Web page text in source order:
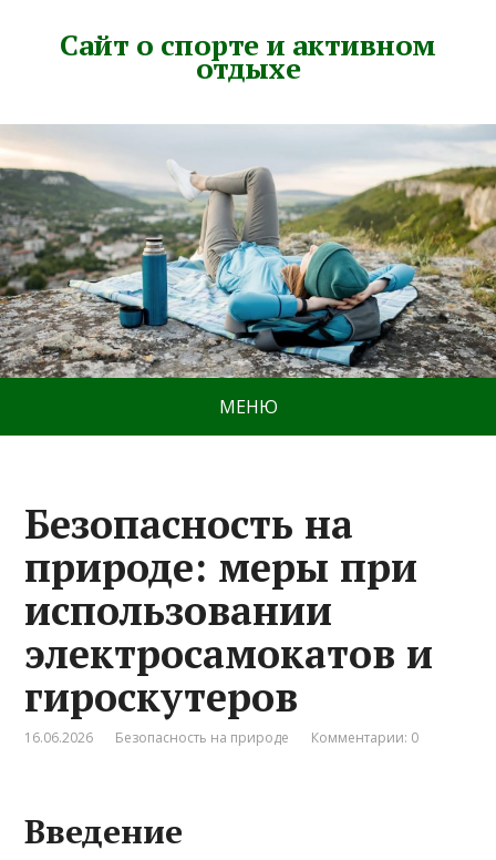
Сайт о спорте и активном
отдыхе
МЕНЮ
Безопасность на
природе: меры при
использовании
электросамокатов и
гироскутеров
16.06.2026 Безопасность на природе Комментарии: 0
Введение